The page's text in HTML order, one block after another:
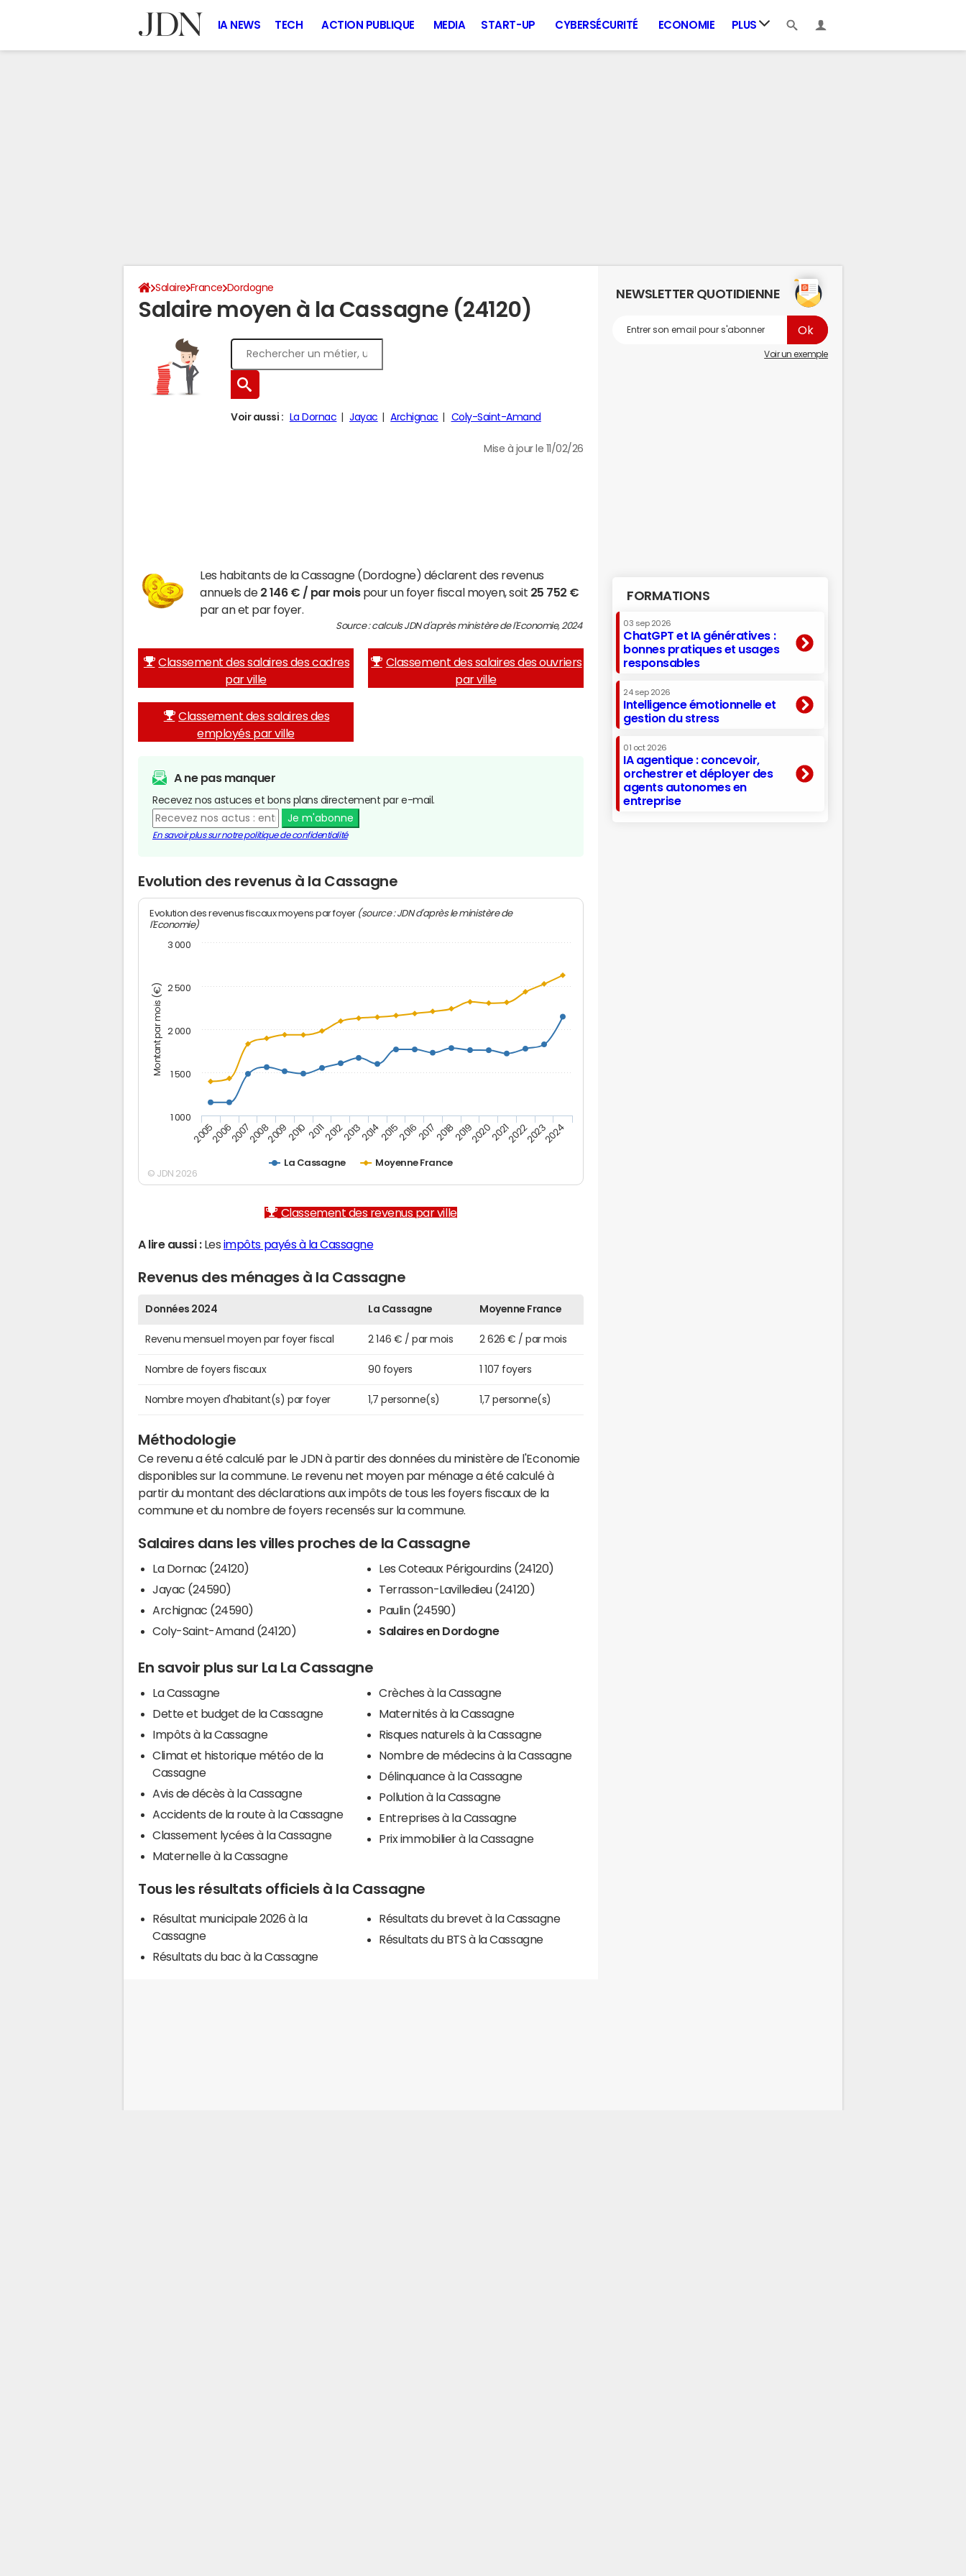
IA NEWS TECH ACTION PUBLIQUE MEDIA START-UP CYBERSÉCURITÉ ECONOMIE PLUS
Salaire France Dordogne
Salaire moyen à la Cassagne (24120)
Voir aussi : La Dornac Jayac Archignac Coly-Saint-Amand
Mise à jour le 11/02/26
Les habitants de la Cassagne (Dordogne) déclarent des revenus
annuels de 2 146 € / par moispour un foyer fiscal moyen, soit 25 752 €
par an et par foyer.
Source : calculs JDN d'après ministère de l'Economie, 2024
Classement des salaires des cadres
par ville
Classement des salaires des ouvriers
par ville
Classement des salaires des
employés par ville
A ne pas manquer
Recevez nos astuces et bons plans directement par e-mail.
Je m'abonne
En savoir plus sur notre politique de confidentialité
Evolution des revenus à la Cassagne
Montant par mois (€)
Evolution des revenus fiscaux moyens par foyer (source : JDN d'après le ministère de
l'Economie)
La Cassagne Moyenne France
200520062007200820092010 20112012201320142015201620172018201920202021202220232024
1 000
1 500
2 000
2 500
3 000
© JDN 2026
Classement des revenus par ville
A lire aussi :Les impôts payés à la Cassagne
Revenus des ménages à la Cassagne
Données 2024 La Cassagne Moyenne France
Revenu mensuel moyen par foyer fiscal 2 146 € / par mois 2 626 € / par mois
Nombre de foyers fiscaux 90 foyers 1 107 foyers
Nombre moyen d'habitant(s) par foyer 1,7 personne(s) 1,7 personne(s)
Méthodologie
Ce revenu a été calculé par le JDN à partir des données du ministère de l'Economie
disponibles sur la commune. Le revenu net moyen par ménage a été calculé à
partir du montant des déclarations aux impôts de tous les foyers fiscaux de la
commune et du nombre de foyers recensés sur la commune.
Salaires dans les villes proches de la Cassagne
La Dornac (24120)
Jayac (24590)
Archignac (24590)
Coly-Saint-Amand (24120)
Les Coteaux Périgourdins (24120)
Terrasson-Lavilledieu (24120)
Paulin (24590)
Salaires en Dordogne
En savoir plus sur La La Cassagne
La Cassagne
Dette et budget de la Cassagne
Impôts à la Cassagne
Climat et historique météo de la
Cassagne
Avis de décès à la Cassagne
Accidents de la route à la Cassagne
Classement lycées à la Cassagne
Maternelle à la Cassagne
Crèches à la Cassagne
Maternités à la Cassagne
Risques naturels à la Cassagne
Nombre de médecins à la Cassagne
Délinquance à la Cassagne
Pollution à la Cassagne
Entreprises à la Cassagne
Prix immobilier à la Cassagne
Tous les résultats officiels à la Cassagne
Résultat municipale 2026 à la
Cassagne
Résultats du bac à la Cassagne
Résultats du brevet à la Cassagne
Résultats du BTS à la Cassagne
NEWSLETTER QUOTIDIENNE
Voir un exemple
FORMATIONS
03 sep 2026
ChatGPT et IA génératives :
bonnes pratiques et usages
responsables
24 sep 2026
Intelligence émotionnelle et
gestion du stress
01 oct 2026
IA agentique : concevoir,
orchestrer et déployer des
agents autonomes en
entreprise